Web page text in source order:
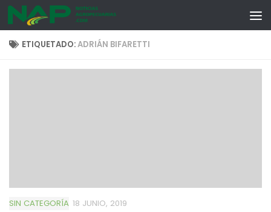
Skip to content
ETIQUETADO:ADRIÁN BIFARETTI
SIN CATEGORÍA 18 JUNIO, 2019